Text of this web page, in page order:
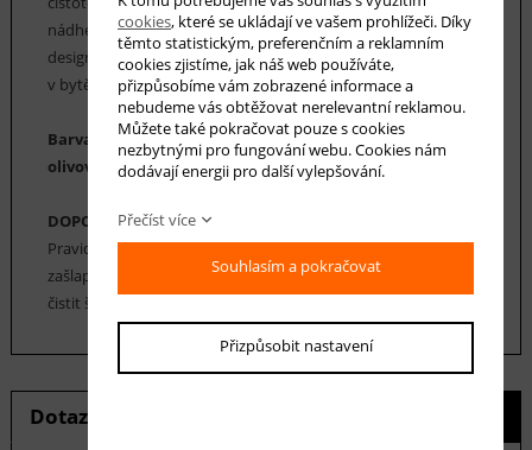
nádherných vzorů ve výrazných sytých barvách a klasickém
designu. Koberce El Yapimi jsou vhodné do kterékoli místnosti
v bytě, ideální jsou také do dětského pokoje.
Barva koberce: odstíny hnědé, béžová, smetanová,
olivová
DOPORUČENÁ ÚDRŽBA:
Pravidelné vysávání nečistot z koberce, aby se zabránilo jejich
zašlapání do koberce. Cca jednou za 12-18 měsíců je možné
čistit šamponováním, nebo parní čištění koberce.
Dotaz na produkt
cookies, které se ukládají ve vašem prohlížeči. Díky
těmto statistickým, preferenčním a reklamním
cookies zjistíme, jak náš web používáte,
přizpůsobíme vám zobrazené informace a
nebudeme vás obtěžovat nerelevantní reklamou.
Můžete také pokračovat pouze s cookies
nezbytnými pro fungování webu. Cookies nám
dodávají energii pro další vylepšování.
Přečíst více
Souhlasím a pokračovat
Přizpůsobit nastavení